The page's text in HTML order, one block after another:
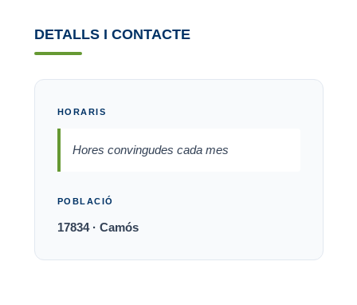
DETALLS I CONTACTE
HORARIS
Hores convingudes cada mes
POBLACIÓ
17834 · Camós